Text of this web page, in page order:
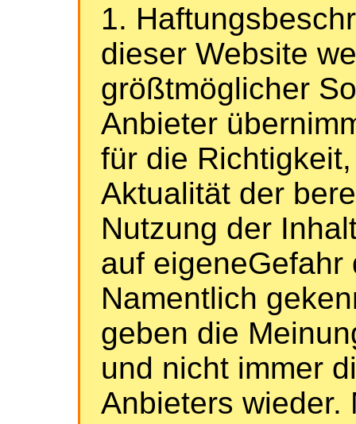
1.
dieser Website
größtmöglicher
Anbieter
für die
Aktualität der
Nutzung der
auf eigeneGefahr
Namentlich
geben die
und nicht immer
Anbieters wieder.